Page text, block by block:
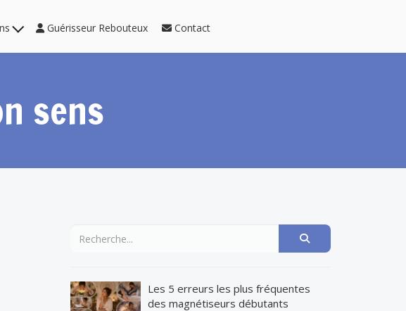
Guérisseur Rebouteux Contact
sens
Les 5 erreurs les plus fréquentes
des magnétiseurs débutants